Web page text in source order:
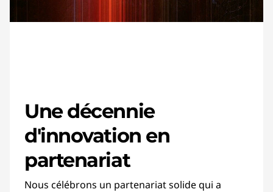
Une décennie
d'innovation en
partenariat
Nous célébrons un partenariat solide qui a